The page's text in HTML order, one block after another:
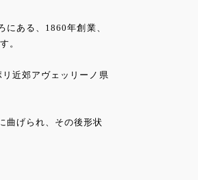
ある、1860年創業、
。
近郊アヴェッリーノ県
曲げられ、その後形状